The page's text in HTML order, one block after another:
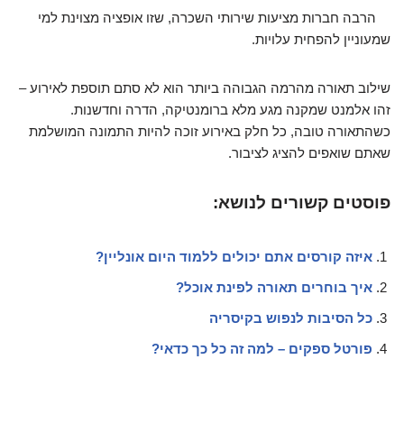
הרבה חברות מציעות שירותי השכרה, שזו אופציה מצוינת למי
שמעוניין להפחית עלויות.
שילוב תאורה מהרמה הגבוהה ביותר הוא לא סתם תוספת לאירוע –
זהו אלמנט שמקנה מגע מלא ברומנטיקה, הדרה וחדשנות.
כשהתאורה טובה, כל חלק באירוע זוכה להיות התמונה המושלמת
שאתם שואפים להציג לציבור.
פוסטים קשורים לנושא:
איזה קורסים אתם יכולים ללמוד היום אונליין?
איך בוחרים תאורה לפינת אוכל?
כל הסיבות לנפוש בקיסריה
פורטל ספקים – למה זה כל כך כדאי?